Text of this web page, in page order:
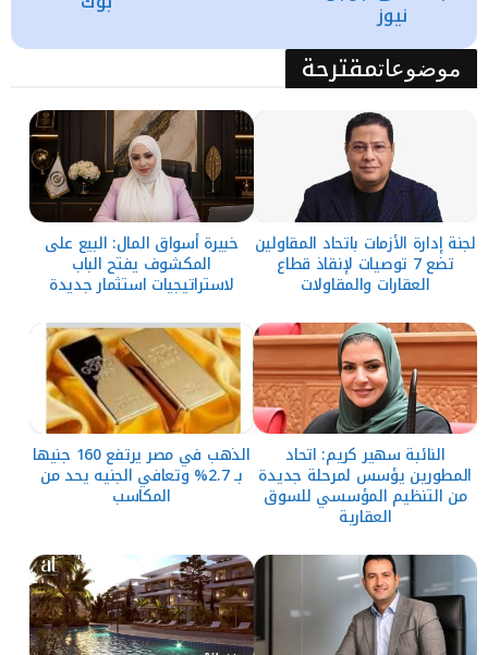
نيوز
موضوعاتمقترحة
لجنة إدارة الأزمات باتحاد المقاولين
تضع 7 توصيات لإنقاذ قطاع
العقارات والمقاولات
خبيرة أسواق المال: البيع على
المكشوف يفتح الباب
لاستراتيجيات استثمار جديدة
النائبة سهير كريم: اتحاد
المطورين يؤسس لمرحلة جديدة
من التنظيم المؤسسي للسوق
العقارية
الذهب في مصر يرتفع 160 جنيها
بـ 2.7% وتعافي الجنيه يحد من
المكاسب